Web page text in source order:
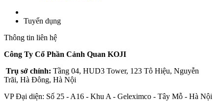
Tuyển dụng
Thông tin liên hệ
Công Ty Cổ Phần Cảnh Quan KOJI
Trụ sở chính: Tầng 04, HUD3 Tower, 123 Tô Hiệu, Nguyễn
Trãi, Hà Đông, Hà Nội
VP Đại diện: Số 25 - A16 - Khu A - Geleximco - Tây Mỗ - Hà Nội